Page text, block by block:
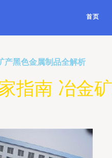
首页
产黑色金属制品全解析
指南 冶金